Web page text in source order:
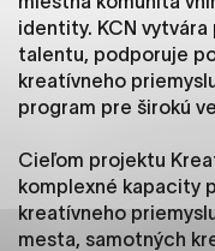
identity. KCN
talentu, podporuje
kreatívneho
program pre širokú
Cieľom projektu
komplexné kapacity
kreatívneho
mesta, samotných
Technické cookies
Technické súbory
nevyhnutné a
uplatniteľnými tým,
zabezpečeným
týchto súborov
fungovať.